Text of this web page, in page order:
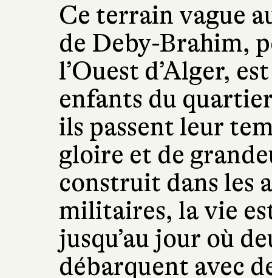
Ce terrain vague
de Deby-Brahim,
l’Ouest d’Alger,
enfants du
ils passent leur
gloire et de
construit dans les
militaires, la vie
jusqu’au jour où
débarquent avec